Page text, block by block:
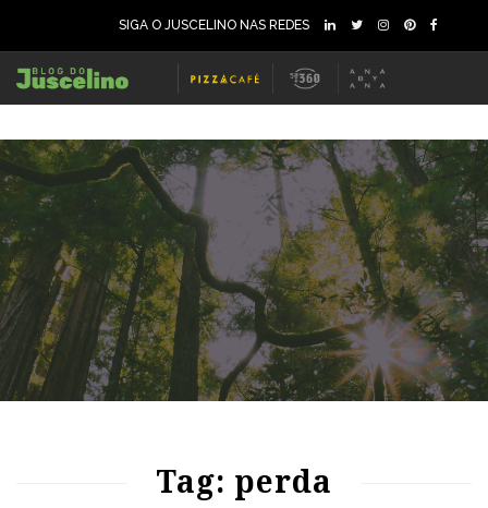
SIGA O JUSCELINO NAS REDES
Tag: perda